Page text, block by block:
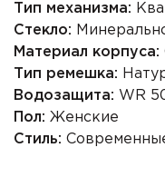
Тип механизма:
Стекло:
Материал корпуса:
Тип ремешка:
Водозащита: WR
Пол: Женские
Стиль: